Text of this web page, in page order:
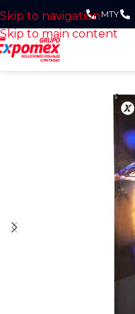
Skip to navigation
Skip to main content
MTY